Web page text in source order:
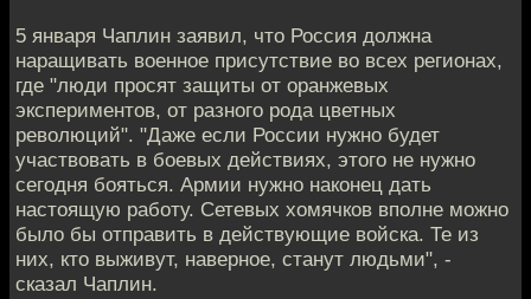
5 января Чаплин заявил, что Россия должна
наращивать военное присутствие во всех регионах,
где "люди просят защиты от оранжевых
экспериментов, от разного рода цветных
революций". "Даже если России нужно будет
участвовать в боевых действиях, этого не нужно
сегодня бояться. Армии нужно наконец дать
настоящую работу. Сетевых хомячков вполне можно
было бы отправить в действующие войска. Те из
них, кто выживут, наверное, станут людьми", -
сказал Чаплин.